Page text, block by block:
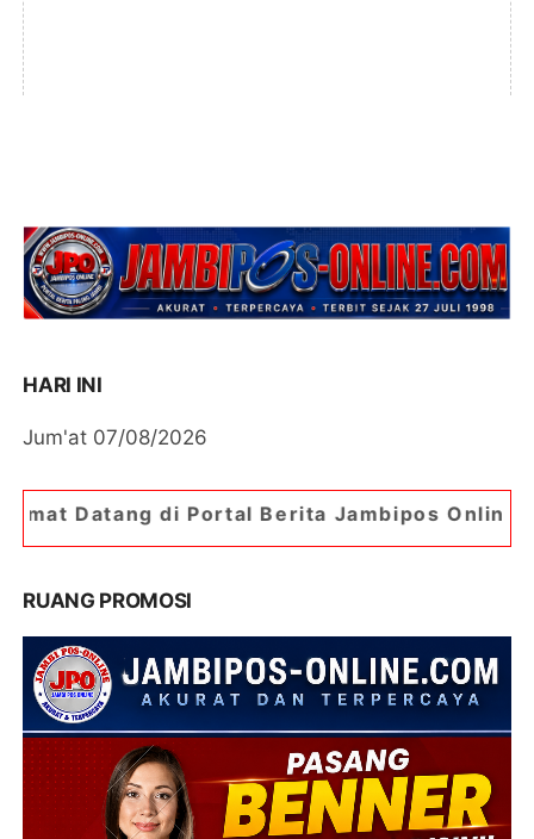
HARI INI
Jum'at 07/08/2026
Portal Berita Jambipos Online. Portal Berita
RUANG PROMOSI